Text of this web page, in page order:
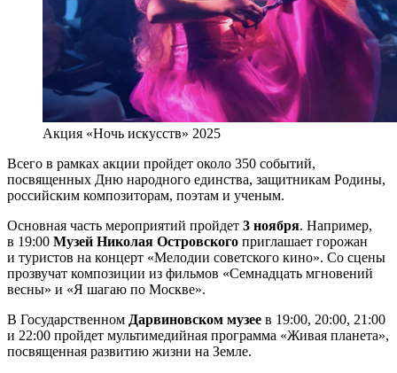
Акция «Ночь искусств» 2025
Всего в рамках акции пройдет около 350 событий,
посвященных Дню народного единства, защитникам Родины,
российским композиторам, поэтам и ученым.
Основная часть мероприятий пройдет 3 ноября. Например,
в 19:00 Музей Николая Островского приглашает горожан
и туристов на концерт «Мелодии советского кино». Со сцены
прозвучат композиции из фильмов «Семнадцать мгновений
весны» и «Я шагаю по Москве».
В Государственном Дарвиновском музее в 19:00, 20:00, 21:00
и 22:00 пройдет мультимедийная программа «Живая планета»,
посвященная развитию жизни на Земле.